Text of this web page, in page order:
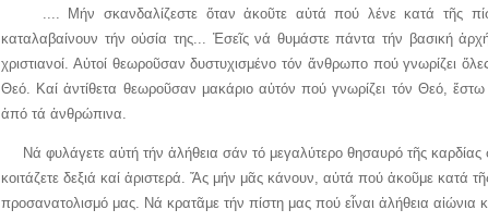
.... Μήν σκανδαλίζεστε ὅταν ἀκοῦτε αὐτά πού λένε κατά τῆς
καταλαβαίνουν τήν οὐσία της... Ἐσεῖς νά θυμάστε πάντα τήν βασική
χριστιανοί. Αὐτοί θεωροῦσαν δυστυχισμένο τόν ἄνθρωπο πού γνωρίζει
Θεό. Καί ἀντίθετα θεωροῦσαν μακάριο αὐτόν πού γνωρίζει τόν Θεό,
ἀπό τά ἀνθρώπινα.
Νά φυλάγετε αὐτή τήν ἀλήθεια σάν τό μεγαλύτερο θησαυρό τῆς καρδίας
κοιτάζετε δεξιά καί ἀριστερά. Ἄς μήν μᾶς κάνουν, αὐτά πού ἀκοῦμε κατά
προσανατολισμό μας. Νά κρατᾶμε τήν πίστη μας πού εἶναι ἀλήθεια αἰώνια